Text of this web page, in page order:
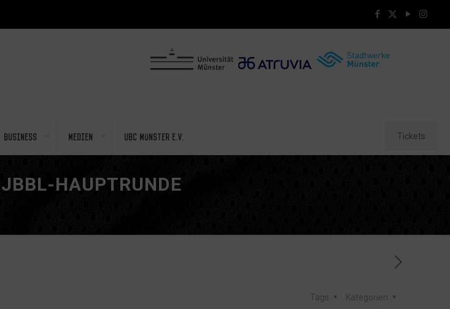
Business Medien UBC Münster e.V. Tickets
JBBL-HAUPTRUNDE
Kategorien
Tags